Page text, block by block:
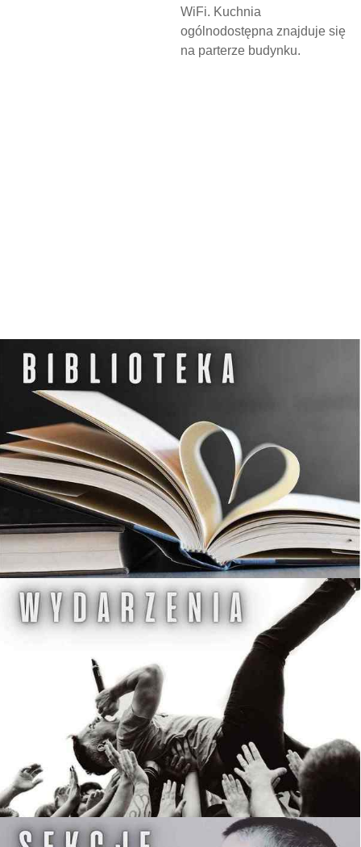
WiFi. Kuchnia
ogólnodostępna znajduje się
na parterze budynku.